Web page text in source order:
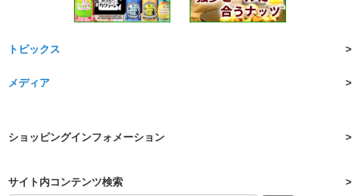
トピックス
メディア
ショッピングインフォメーション
サイト内コンテンツ検索